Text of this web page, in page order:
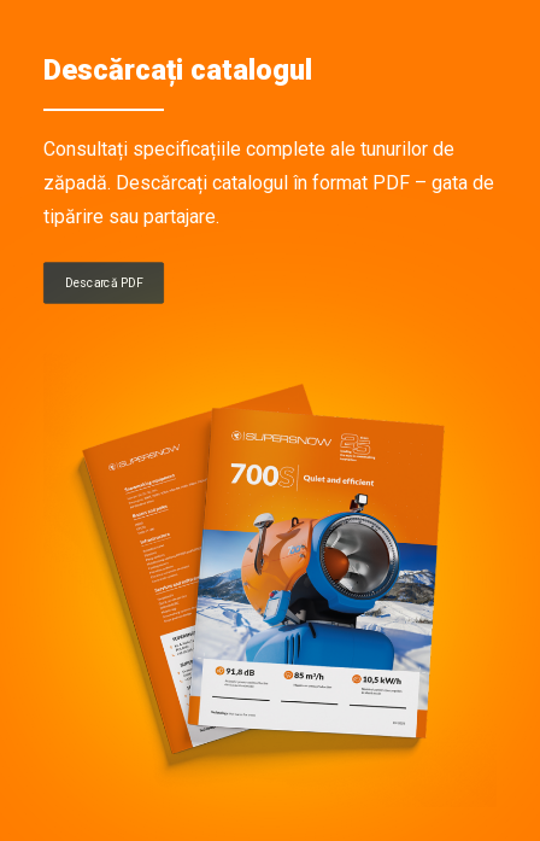
Descărcați catalogul
Consultați specificațiile complete ale tunurilor de
zăpadă. Descărcați catalogul în format PDF – gata de
tipărire sau partajare.
Descarcă PDF